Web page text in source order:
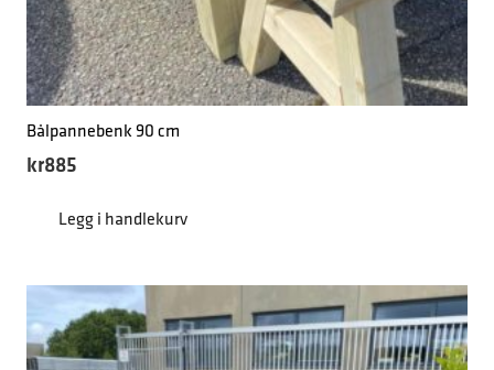
Bålpannebenk 90 cm
kr885
Legg i handlekurv